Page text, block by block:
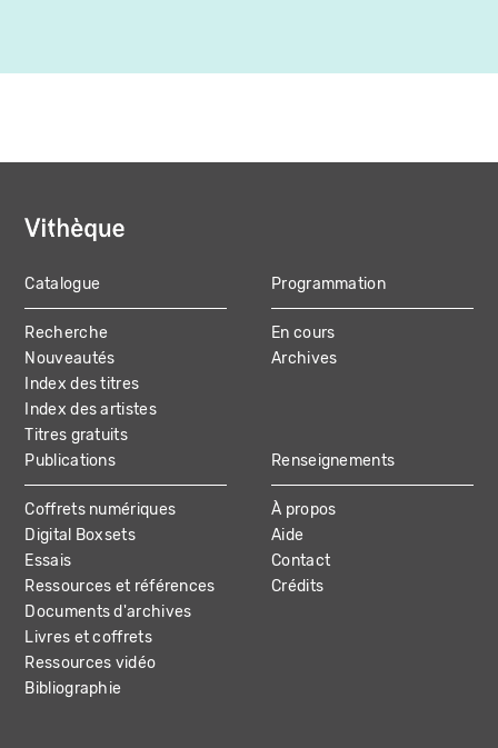
MAIN
NAVIGATION
Catalogue
Recherche
Nouveautés
Index des titres
Index des artistes
Titres gratuits
Programmation
En cours
Archives
Publications
Coffrets numériques
Digital Boxsets
Essais
Ressources et références
Documents d'archives
Livres et coffrets
Ressources vidéo
Bibliographie
Renseignements
À propos
Aide
Contact
Crédits